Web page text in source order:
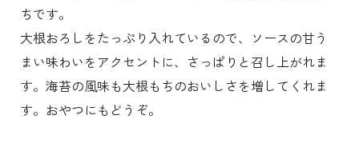
ちです。
大根おろしをたっぷり入れているので、ソースの甘う
まい味わいをアクセントに、さっぱりと召し上がれま
す。海苔の風味も大根もちのおいしさを増してくれま
す。おやつにもどうぞ。